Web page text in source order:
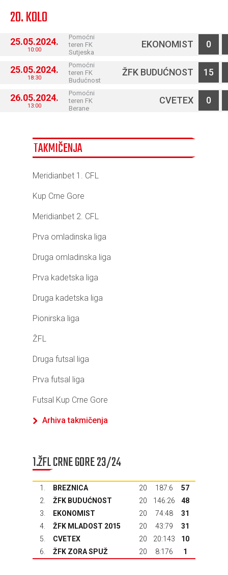
20. KOLO
25.05.2024.
10:00
Pomoćni
teren FK
Sutjeska
EKONOMIST 0
25.05.2024.
18:30
Pomoćni
teren FK
Budućnost
ŽFK BUDUĆNOST 15
26.05.2024.
13:00
Pomoćni
teren FK
Berane
CVETEX 0
TAKMIČENJA
Meridianbet 1. CFL
Kup Crne Gore
Meridianbet 2. CFL
Prva omladinska liga
Druga omladinska liga
Prva kadetska liga
Druga kadetska liga
Pionirska liga
ŽFL
Druga futsal liga
Prva futsal liga
Futsal Kup Crne Gore
Arhiva takmičenja
1.ŽFL CRNE GORE 23/24
1. BREZNICA 20 187:6
57
2.
ŽFK BUDUĆNOST 20 146:26
48
3.
EKONOMIST 20 74:48
31
4.
ŽFK MLADOST 2015 20 43:79
31
5.
CVETEX 20 20:143
10
6.
ŽFK ZORA SPUŽ 20 8:176 1